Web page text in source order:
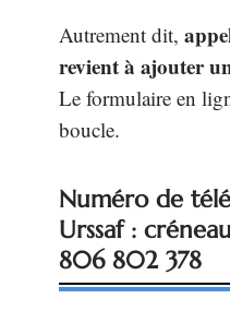
Autrement dit,
revient à ajouter
Le formulaire en
boucle.
Numéro de
Urssaf :
806 802 378